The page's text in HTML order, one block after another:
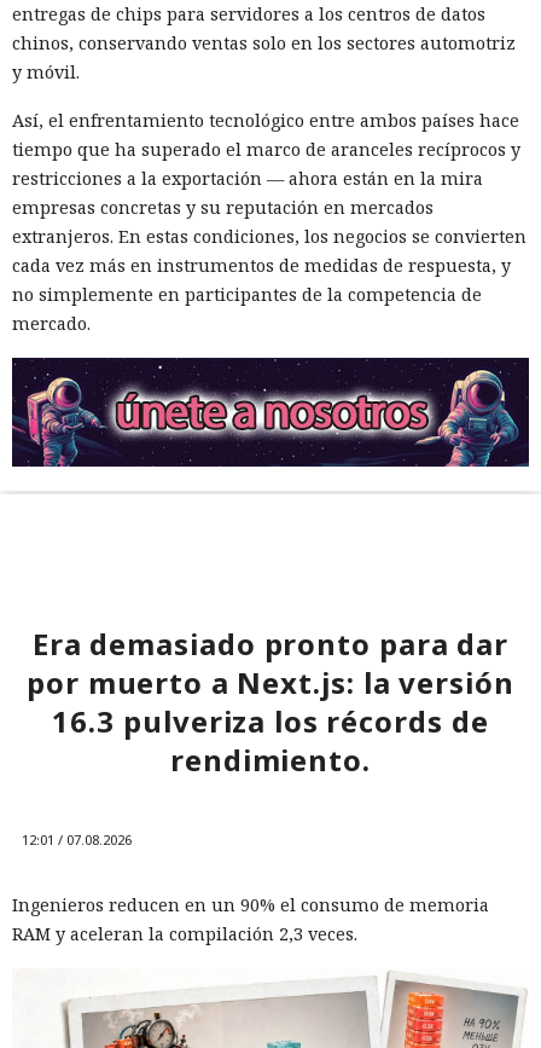
entregas de chips para servidores a los centros de datos
chinos, conservando ventas solo en los sectores automotriz
y móvil.
Así, el enfrentamiento tecnológico entre ambos países hace
tiempo que ha superado el marco de aranceles recíprocos y
restricciones a la exportación — ahora están en la mira
empresas concretas y su reputación en mercados
extranjeros. En estas condiciones, los negocios se convierten
cada vez más en instrumentos de medidas de respuesta, y
no simplemente en participantes de la competencia de
mercado.
Era demasiado pronto para dar
por muerto a Next.js: la versión
16.3 pulveriza los récords de
rendimiento.
12:01 / 07.08.2026
Ingenieros reducen en un 90% el consumo de memoria
RAM y aceleran la compilación 2,3 veces.